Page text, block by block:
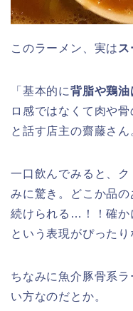
このラーメン、実は ス
「基本的に背脂や鶏油
ロ感ではなくて肉や
と話す店主の齋藤さん
一口飲んでみると、
みに驚き。どこか品
続けられる…！！確か
という表現がぴった
ちなみに魚介豚骨系
い方なのだとか。